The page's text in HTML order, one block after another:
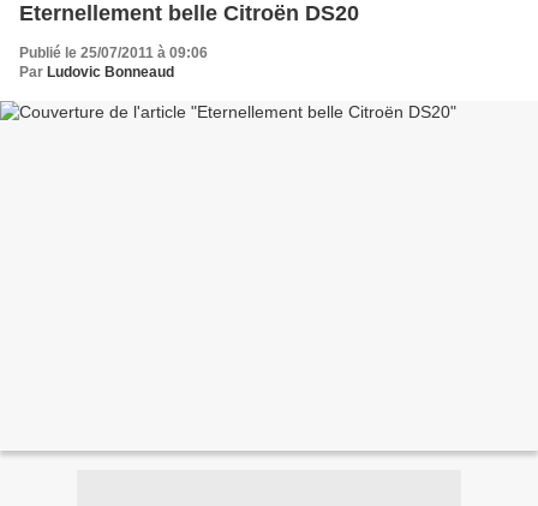
Eternellement belle Citroën DS20
Publié le 25/07/2011 à 09:06
Par Ludovic Bonneaud